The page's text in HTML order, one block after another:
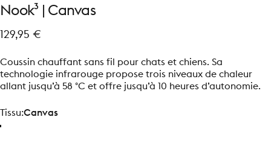
Nook³ Canvas
129,95 €
Coussin chauffant sans fil pour chats et chiens. Sa
technologie infrarouge propose trois niveaux de chaleur
allant jusqu’à 58 °C et offre jusqu’à 10 heures d’autonomie.
Tissu
Tissu:Canvas